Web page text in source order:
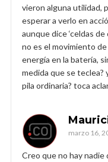
vieron alguna utilidad,
esperar a verlo en
aunque dice ‘celdas
no es el movimiento
energía en la batería,
medida que se teclea?
pila ordinaria? toca
marzo 16,
Creo que no hay nadie